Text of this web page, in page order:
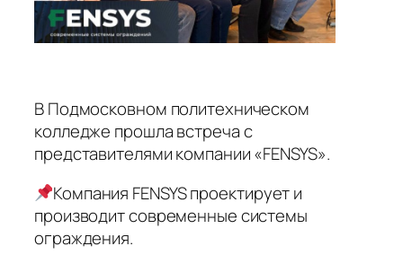
В Подмосковном политехническом
колледже прошла встреча с
представителями компании «FENSYS».
Компания FENSYS проектирует и
производит современные системы
ограждения.